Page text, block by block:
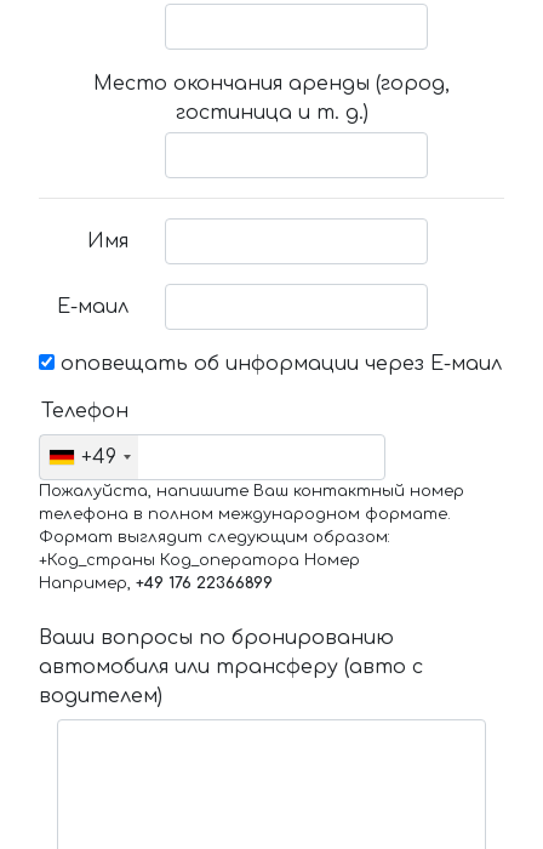
Место окончания аренды (город,
гостиница и т. д.)
Имя
Е-маил
оповещать об информации через Е-маил
Телефон
+49
Пожалуйста, напишите Ваш контактный номер
телефона в полном международном формате.
Формат выглядит следующим образом:
+Код_страны Код_оператора Номер
Например, +49 176 22366899
Ваши вопросы по бронированию
автомобиля или трансферу (авто с
водителем)